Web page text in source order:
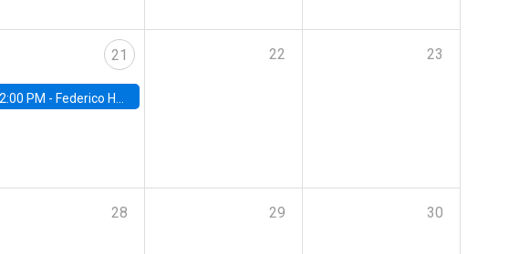
21
2:00 PM - Federico Huneeus - Banco Central de Chile
22 23
28 29 30